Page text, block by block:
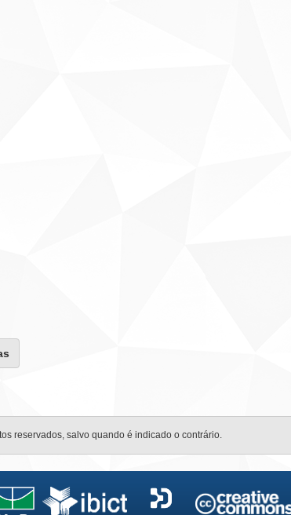
reservados, salvo quando é indicado o contrário.